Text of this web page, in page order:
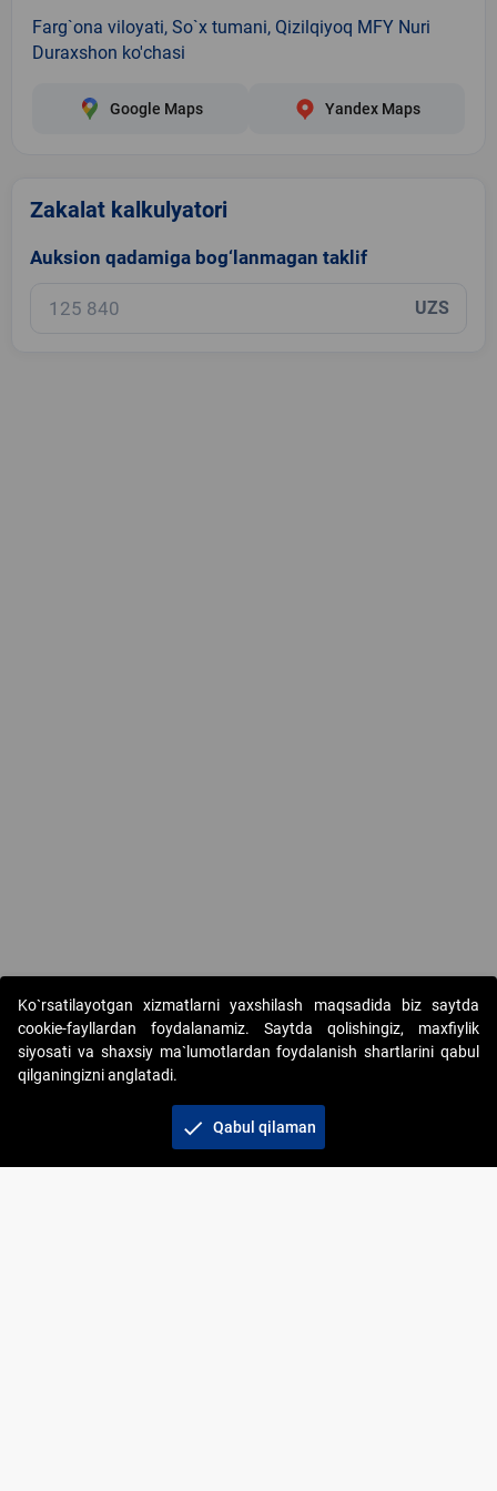
Farg`ona viloyati, So`x tumani, Qizilqiyoq MFY Nuri
Duraxshon ko'chasi
Google Maps Yandex Maps
Zakalat kalkulyatori
Auksion qadamiga bog‘lanmagan taklif
UZS
Copyright © 2017-2026. "Elektron onlayn-auksionlarni
tashkil etish" AJ. Barcha huquqlar himoyalangan
Ko`rsatilayotgan xizmatlarni yaxshilash maqsadida biz saytda
cookie-fayllardan foydalanamiz. Saytda qolishingiz, maxfiylik
siyosati va shaxsiy ma`lumotlardan foydalanish shartlarini qabul
qilganingizni anglatadi.
check Qabul qilaman